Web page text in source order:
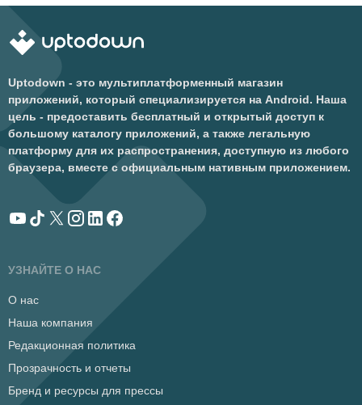
Uptodown - это мультиплатформенный магазин
приложений, который специализируется на Android. Наша
цель - предоставить бесплатный и открытый доступ к
большому каталогу приложений, а также легальную
платформу для их распространения, доступную из любого
браузера, вместе с официальным нативным приложением.
УЗНАЙТЕ О НАС
О нас
Наша компания
Редакционная политика
Прозрачность и отчеты
Бренд и ресурсы для прессы